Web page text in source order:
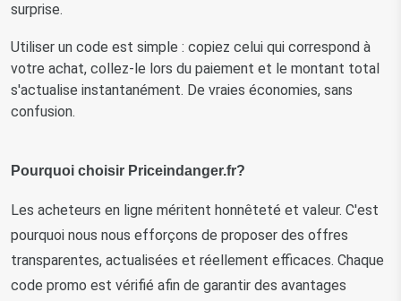
surprise.
Utiliser un code est simple : copiez celui qui correspond à
votre achat, collez-le lors du paiement et le montant total
s'actualise instantanément. De vraies économies, sans
confusion.
Pourquoi choisir Priceindanger.fr?
Les acheteurs en ligne méritent honnêteté et valeur. C'est
pourquoi nous nous efforçons de proposer des offres
transparentes, actualisées et réellement efficaces. Chaque
code promo est vérifié afin de garantir des avantages